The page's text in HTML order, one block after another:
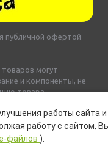
публичной офертой
могут
и компоненты, не
товара.
работы сайта
работу с сайтом,
файлов ).